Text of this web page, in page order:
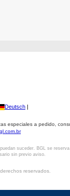
Deutsch |
especiales a pedido,
suceder. BGL se
sin previo aviso.
reservados.